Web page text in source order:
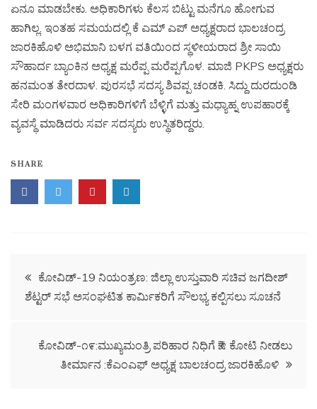
ಏನೂ ಮಾಡಬೇಕು. ಅಧಿಕಾರಿಗಳು ಕೆಲಸ ಬಿಟ್ಟು ಮನೆಗೂ ಹೋಗುವ
ಹಾಗಿಲ್ಲ. ಇಂತಹ ಸಮಯದಲ್ಲಿ ಕೆ ಎಮ್ ಎಪ್ ಅಧ್ಯಕ್ಷರಾದ ಭಾಲಚಂದ್ರ
ಜಾರಕಿಹೊಳಿ ಅಭಿಮಾನಿ ಬಳಗ ವತಿಯಿಂದ ಸ್ಥಳೀಯರಾದ ಶ್ರೀ ಸಾಯಿ
ಸೌಹಾರ್ದ ಬ್ಯಾಂಕಿನ ಅಧ್ಯಕ್ಷ ಮರೆಪ್ಪ ಮರೆಪ್ಪಗೊಳ. ಮಾಜಿ PKPS ಅಧ್ಯಕ್ಷರು
ಹನಮಂತ ತೇರದಾಳ. ಪುರಸಭೆ ಸದಸ್ಯ ಶಿವಪ್ಪ ಚಂಡಕಿ. ಸಿದ್ದು ದುರದುಂಡಿ
ಸೇರಿ ಮಂಗಳವಾರ ಅಧಿಕಾರಿಗಳಿಗೆ ಬೆಳ್ಳಿಗೆ ಮತ್ತು ಮಧ್ಯಾಹ್ನ ಉಪಹಾರಕ್ಕೆ
ವ್ಯವಸ್ಥೆ ಮಾಡಿದರು ಸರ್ವ ಸದಸ್ಯರು ಉಸ್ಥಿತರಿದ್ದರು.
SHARE
ಕೋವಿಡ್-19 ನಿಯಂತ್ರಣ: ಜಿಲ್ಲಾ ಉಸ್ತುವಾರಿ ಸಚಿವ ಜಗದೀಶ್
ಶೆಟ್ಟರ್ ಸಭೆ ಅಸಂಘಟಿತ ಕಾರ್ಮಿಕರಿಗೆ ಸೌಲಭ್ಯ ಕಲ್ಪಿಸಲು ಸೂಚನೆ
ಕೋವಿಡ್-೧೯:ಮುಖ್ಯಮಂತ್ರಿ ಪರಿಹಾರ ನಿಧಿಗೆ ₹೫ ಕೋಟಿ ನೀಡಲು
ತೀರ್ಮಾನ :ಕೆಎಂಎಫ್ ಅಧ್ಯಕ್ಷ ಬಾಲಚಂದ್ರ ಜಾರಕಿಹೊಳಿ